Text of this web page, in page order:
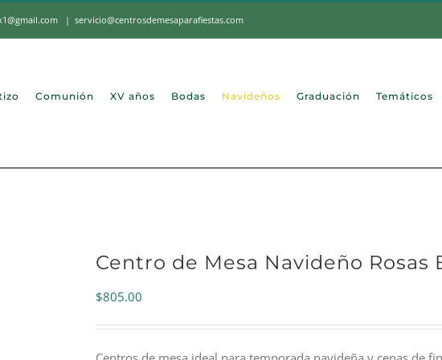
| servicio@centrosdemesaparafiestas.com
Comunión XV años Bodas Navideños Graduación Temáticos
Centro de Mesa Navideño Rosas
$805.00